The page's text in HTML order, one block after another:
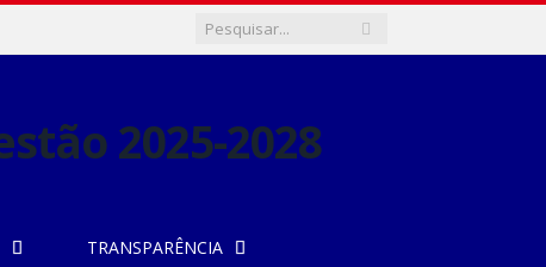
TRANSPARÊNCIA